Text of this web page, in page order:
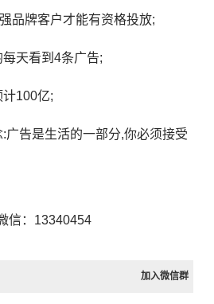
品牌客户才能有资格投放;
天看到4条广告;
100亿;
广告是生活的一部分,你必须接受
信：13340454
加入微信群